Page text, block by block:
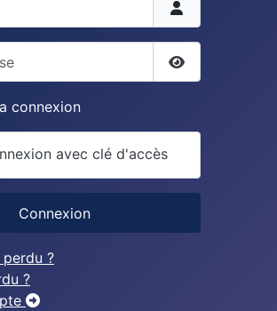
Afficher le
connexion
avec clé d'accès
Connexion
?
?